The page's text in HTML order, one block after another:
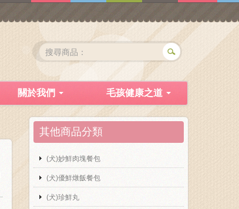
關於我們 毛孩健康之道
其他商品分類
(犬)妙鮮肉塊餐包
(犬)優鮮燉飯餐包
(犬)珍鮮丸